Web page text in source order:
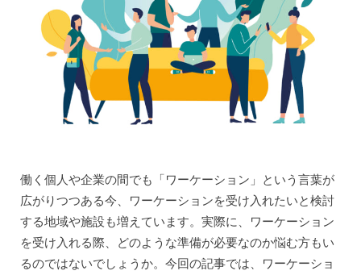
働く個人や企業の間でも「ワーケーション」という言葉が
広がりつつある今、ワーケーションを受け入れたいと検討
する地域や施設も増えています。実際に、ワーケーション
を受け入れる際、どのような準備が必要なのか悩む方もい
るのではないでしょうか。今回の記事では、ワーケーショ